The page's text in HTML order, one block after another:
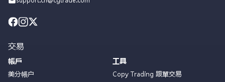
交易
帳戶
美分帳户
工具
Copy Trading 跟單交易